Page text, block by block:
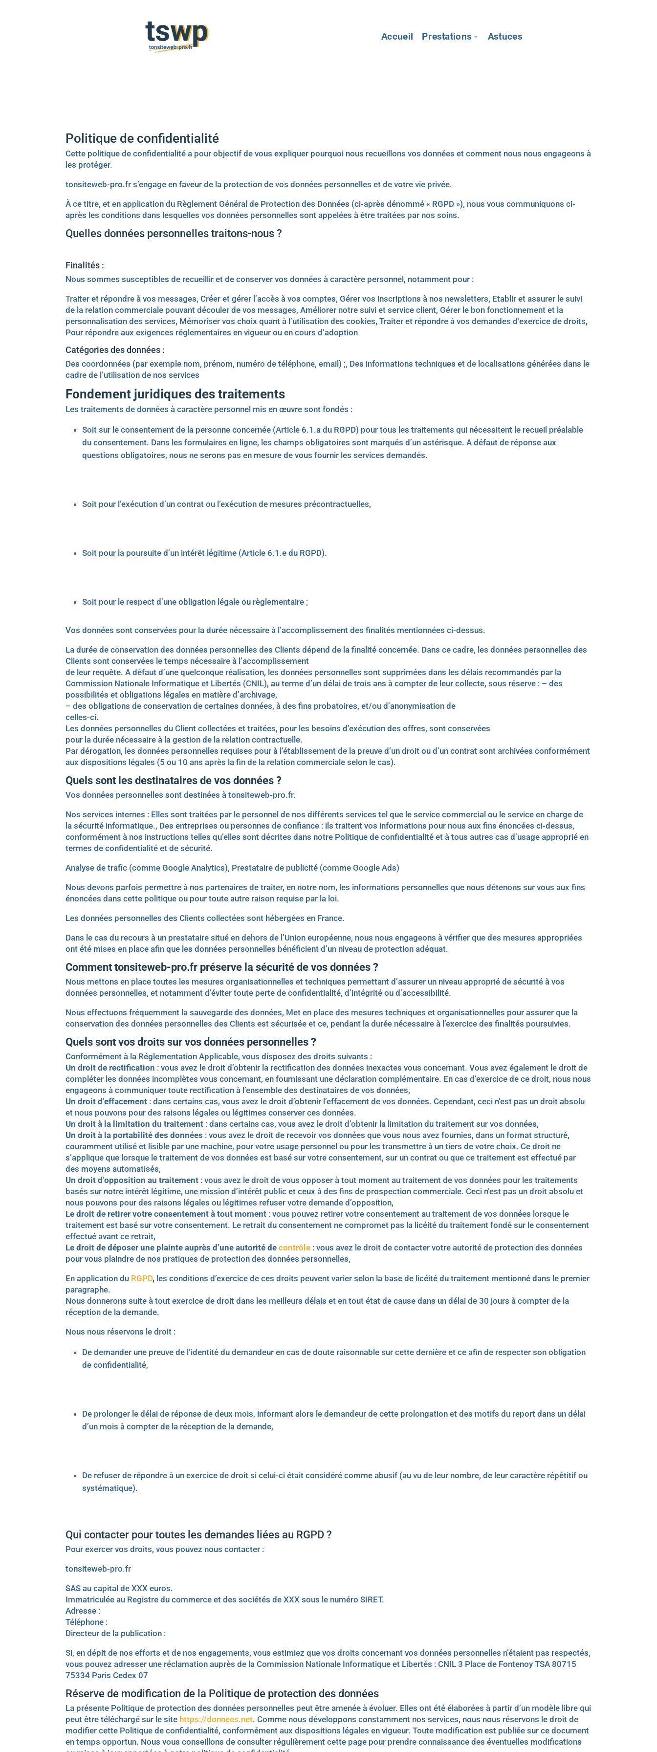
Accueil Prestations Astuces
Politique de confidentialité
Cette politique de confidentialité a pour objectif de vous expliquer pourquoi nous recueillons vos données et comment nous nous engageons à
les protéger.
tonsiteweb-pro.fr s’engage en faveur de la protection de vos données personnelles et de votre vie privée.
À ce titre, et en application du Règlement Général de Protection des Données (ci-après dénommé « RGPD »), nous vous communiquons ci-
après les conditions dans lesquelles vos données personnelles sont appelées à être traitées par nos soins.
Quelles données personnelles traitons-nous ?
Finalités :
Nous sommes susceptibles de recueillir et de conserver vos données à caractère personnel, notamment pour :
Traiter et répondre à vos messages, Créer et gérer l’accès à vos comptes, Gérer vos inscriptions à nos newsletters, Etablir et assurer le suivi
de la relation commerciale pouvant découler de vos messages, Améliorer notre suivi et service client, Gérer le bon fonctionnement et la
personnalisation des services, Mémoriser vos choix quant à l’utilisation des cookies, Traiter et répondre à vos demandes d’exercice de droits,
Pour répondre aux exigences réglementaires en vigueur ou en cours d’adoption
Catégories des données :
Des coordonnées (par exemple nom, prénom, numéro de téléphone, email) ;, Des informations techniques et de localisations générées dans le
cadre de l’utilisation de nos services
Fondement juridiques des traitements
Les traitements de données à caractère personnel mis en œuvre sont fondés :
Soit sur le consentement de la personne concernée (Article 6.1.a du RGPD) pour tous les traitements qui nécessitent le recueil préalable
du consentement. Dans les formulaires en ligne, les champs obligatoires sont marqués d’un astérisque. A défaut de réponse aux
questions obligatoires, nous ne serons pas en mesure de vous fournir les services demandés.
Soit pour l’exécution d’un contrat ou l’exécution de mesures précontractuelles,
Soit pour la poursuite d’un intérêt légitime (Article 6.1.e du RGPD).
Soit pour le respect d’une obligation légale ou règlementaire ;
Vos données sont conservées pour la durée nécessaire à l’accomplissement des finalités mentionnées ci-dessus.
La durée de conservation des données personnelles des Clients dépend de la finalité concernée. Dans ce cadre, les données personnelles des
Clients sont conservées le temps nécessaire à l’accomplissement
de leur requête. A défaut d’une quelconque réalisation, les données personnelles sont supprimées dans les délais recommandés par la
Commission Nationale Informatique et Libertés (CNIL), au terme d’un délai de trois ans à compter de leur collecte, sous réserve : – des
possibilités et obligations légales en matière d’archivage,
– des obligations de conservation de certaines données, à des fins probatoires, et/ou d’anonymisation de
celles-ci.
Les données personnelles du Client collectées et traitées, pour les besoins d’exécution des offres, sont conservées
pour la durée nécessaire à la gestion de la relation contractuelle.
Par dérogation, les données personnelles requises pour à l’établissement de la preuve d’un droit ou d’un contrat sont archivées conformément
aux dispositions légales (5 ou 10 ans après la fin de la relation commerciale selon le cas).
Quels sont les destinataires de vos données ?
Vos données personnelles sont destinées à tonsiteweb-pro.fr.
Nos services internes : Elles sont traitées par le personnel de nos différents services tel que le service commercial ou le service en charge de
la sécurité informatique., Des entreprises ou personnes de confiance : ils traitent vos informations pour nous aux fins énoncées ci-dessus,
conformément à nos instructions telles qu’elles sont décrites dans notre Politique de confidentialité et à tous autres cas d’usage approprié en
termes de confidentialité et de sécurité.
Analyse de trafic (comme Google Analytics), Prestataire de publicité (comme Google Ads)
Nous devons parfois permettre à nos partenaires de traiter, en notre nom, les informations personnelles que nous détenons sur vous aux fins
énoncées dans cette politique ou pour toute autre raison requise par la loi.
Les données personnelles des Clients collectées sont hébergées en France.
Dans le cas du recours à un prestataire situé en dehors de l’Union européenne, nous nous engageons à vérifier que des mesures appropriées
ont été mises en place afin que les données personnelles bénéficient d’un niveau de protection adéquat.
Comment tonsiteweb-pro.fr préserve la sécurité de vos données ?
Nous mettons en place toutes les mesures organisationnelles et techniques permettant d’assurer un niveau approprié de sécurité à vos
données personnelles, et notamment d’éviter toute perte de confidentialité, d’intégrité ou d’accessibilité.
Nous effectuons fréquemment la sauvegarde des données, Met en place des mesures techniques et organisationnelles pour assurer que la
conservation des données personnelles des Clients est sécurisée et ce, pendant la durée nécessaire à l’exercice des finalités poursuivies.
Quels sont vos droits sur vos données personnelles ?
Conformément à la Réglementation Applicable, vous disposez des droits suivants :
Un droit de rectification : vous avez le droit d’obtenir la rectification des données inexactes vous concernant. Vous avez également le droit de
compléter les données incomplètes vous concernant, en fournissant une déclaration complémentaire. En cas d’exercice de ce droit, nous nous
engageons à communiquer toute rectification à l’ensemble des destinataires de vos données,
Un droit d’effacement : dans certains cas, vous avez le droit d’obtenir l’effacement de vos données. Cependant, ceci n’est pas un droit absolu
et nous pouvons pour des raisons légales ou légitimes conserver ces données.
Un droit à la limitation du traitement : dans certains cas, vous avez le droit d’obtenir la limitation du traitement sur vos données,
Un droit à la portabilité des données : vous avez le droit de recevoir vos données que vous nous avez fournies, dans un format structuré,
couramment utilisé et lisible par une machine, pour votre usage personnel ou pour les transmettre à un tiers de votre choix. Ce droit ne
s’applique que lorsque le traitement de vos données est basé sur votre consentement, sur un contrat ou que ce traitement est effectué par
des moyens automatisés,
Un droit d’opposition au traitement : vous avez le droit de vous opposer à tout moment au traitement de vos données pour les traitements
basés sur notre intérêt légitime, une mission d’intérêt public et ceux à des fins de prospection commerciale. Ceci n’est pas un droit absolu et
nous pouvons pour des raisons légales ou légitimes refuser votre demande d’opposition,
Le droit de retirer votre consentement à tout moment : vous pouvez retirer votre consentement au traitement de vos données lorsque le
traitement est basé sur votre consentement. Le retrait du consentement ne compromet pas la licéité du traitement fondé sur le consentement
effectué avant ce retrait,
Le droit de déposer une plainte auprès d’une autorité de contrôle : vous avez le droit de contacter votre autorité de protection des données
pour vous plaindre de nos pratiques de protection des données personnelles,
En application du RGPD, les conditions d’exercice de ces droits peuvent varier selon la base de licéité du traitement mentionné dans le premier
paragraphe.
Nous donnerons suite à tout exercice de droit dans les meilleurs délais et en tout état de cause dans un délai de 30 jours à compter de la
réception de la demande.
Nous nous réservons le droit :
De demander une preuve de l’identité du demandeur en cas de doute raisonnable sur cette dernière et ce afin de respecter son obligation
de confidentialité,
De prolonger le délai de réponse de deux mois, informant alors le demandeur de cette prolongation et des motifs du report dans un délai
d’un mois à compter de la réception de la demande,
De refuser de répondre à un exercice de droit si celui-ci était considéré comme abusif (au vu de leur nombre, de leur caractère répétitif ou
systématique).
Qui contacter pour toutes les demandes liées au RGPD ?
Pour exercer vos droits, vous pouvez nous contacter :
tonsiteweb-pro.fr
SAS au capital de XXX euros.
Immatriculée au Registre du commerce et des sociétés de XXX sous le numéro SIRET.
Adresse :
Téléphone :
Directeur de la publication :
Si, en dépit de nos efforts et de nos engagements, vous estimiez que vos droits concernant vos données personnelles n’étaient pas respectés,
vous pouvez adresser une réclamation auprès de la Commission Nationale Informatique et Libertés : CNIL 3 Place de Fontenoy TSA 80715
75334 Paris Cedex 07
Réserve de modification de la Politique de protection des données
La présente Politique de protection des données personnelles peut être amenée à évoluer. Elles ont été élaborées à partir d’un modèle libre qui
peut être téléchargé sur le site https://donnees.net. Comme nous développons constamment nos services, nous nous réservons le droit de
modifier cette Politique de confidentialité, conformément aux dispositions légales en vigueur. Toute modification est publiée sur ce document
en temps opportun. Nous vous conseillons de consulter régulièrement cette page pour prendre connaissance des éventuelles modifications